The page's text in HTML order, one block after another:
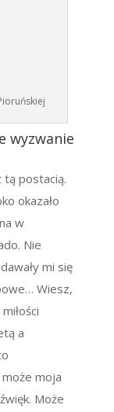
wyzwanie
tą postacią.
okazało
w
Nie
mi się
Wiesz,
a
może moja
Może